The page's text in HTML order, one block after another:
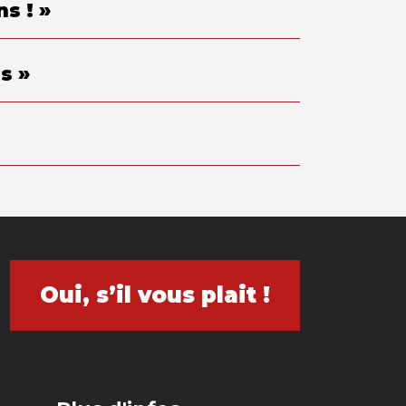
! »
»
Oui, s’il vous plait !